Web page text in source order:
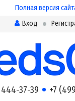
Полная версия
Вход
37-39 +7